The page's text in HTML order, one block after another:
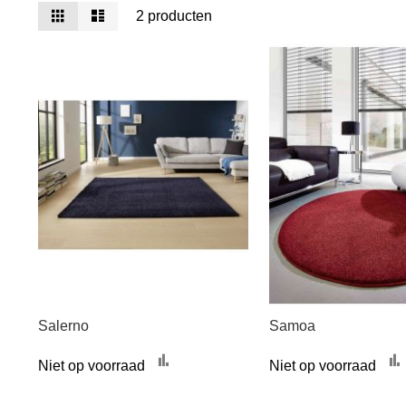
Tonen
als
Foto-
tabel
2 producten
Salerno
Niet op voorraad
Samoa
Niet op voorraad